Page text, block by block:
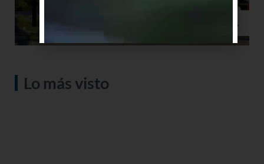
Lo más visto